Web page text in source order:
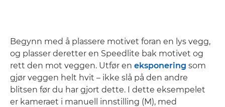
Begynn med å plassere motivet foran en lys vegg,
og plasser deretter en Speedlite bak motivet og
rett den mot veggen. Utfør en eksponering som
gjør veggen helt hvit – ikke slå på den andre
blitsen før du har gjort dette. I dette eksempelet
er kameraet i manuell innstilling (M), med